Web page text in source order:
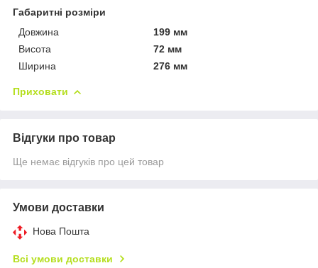
Габаритні розміри
Довжина
199 мм
Висота
72 мм
Ширина
276 мм
Приховати
Відгуки про товар
Ще немає відгуків про цей товар
Умови доставки
Нова Пошта
Всі умови доставки